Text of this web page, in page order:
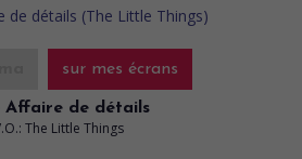
sur mes écrans
Affaire de détails
The Little Things